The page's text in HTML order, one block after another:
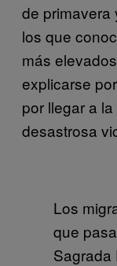
de primavera
los que
más
explicarse
por llegar a
desastrosa
Los
que
Sagrada